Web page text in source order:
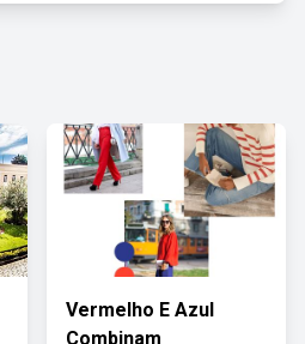
Vermelho E Azul
Combinam